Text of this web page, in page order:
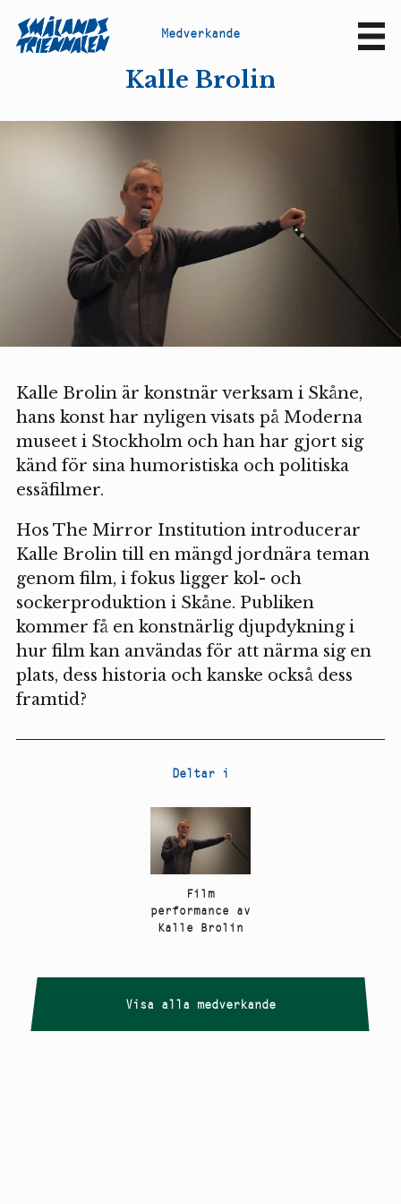
Medverkande
Kalle Brolin
Kalle Brolin är konstnär verksam i Skåne,
hans konst har nyligen visats på Moderna
museet i Stockholm och han har gjort sig
känd för sina humoristiska och politiska
essäfilmer.
Hos The Mirror Institution introducerar
Kalle Brolin till en mängd jordnära teman
genom film, i fokus ligger kol- och
sockerproduktion i Skåne. Publiken
kommer få en konstnärlig djupdykning i
hur film kan användas för att närma sig en
plats, dess historia och kanske också dess
framtid?
Deltar i
Film
performance av
Kalle Brolin
Visa alla medverkande